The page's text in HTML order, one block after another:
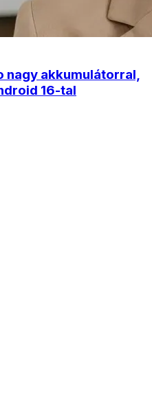
nagy akkumulátorral,
16-tal